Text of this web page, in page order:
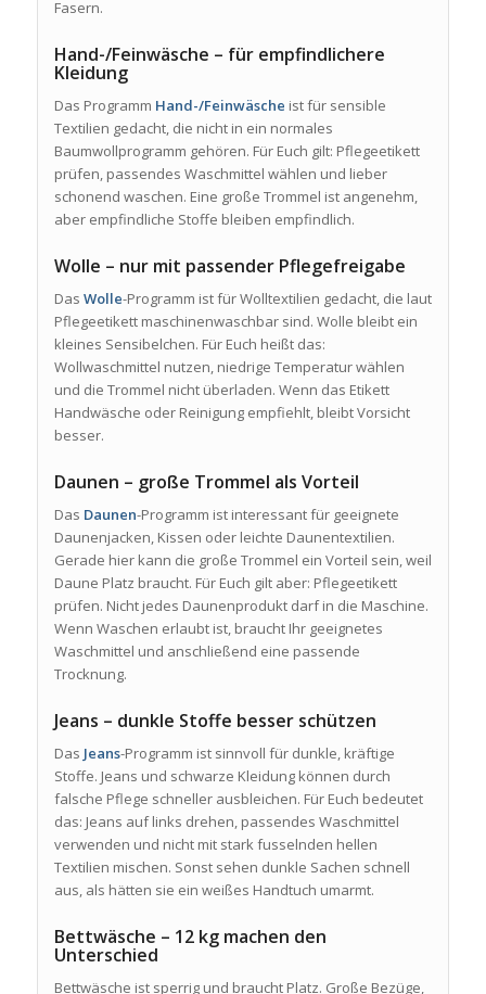
Fasern.
Hand-/Feinwäsche – für empfindlichere
Kleidung
Das Programm Hand-/Feinwäsche ist für sensible
Textilien gedacht, die nicht in ein normales
Baumwollprogramm gehören. Für Euch gilt: Pflegeetikett
prüfen, passendes Waschmittel wählen und lieber
schonend waschen. Eine große Trommel ist angenehm,
aber empfindliche Stoffe bleiben empfindlich.
Wolle – nur mit passender Pflegefreigabe
Das Wolle-Programm ist für Wolltextilien gedacht, die laut
Pflegeetikett maschinenwaschbar sind. Wolle bleibt ein
kleines Sensibelchen. Für Euch heißt das:
Wollwaschmittel nutzen, niedrige Temperatur wählen
und die Trommel nicht überladen. Wenn das Etikett
Handwäsche oder Reinigung empfiehlt, bleibt Vorsicht
besser.
Daunen – große Trommel als Vorteil
Das Daunen-Programm ist interessant für geeignete
Daunenjacken, Kissen oder leichte Daunentextilien.
Gerade hier kann die große Trommel ein Vorteil sein, weil
Daune Platz braucht. Für Euch gilt aber: Pflegeetikett
prüfen. Nicht jedes Daunenprodukt darf in die Maschine.
Wenn Waschen erlaubt ist, braucht Ihr geeignetes
Waschmittel und anschließend eine passende
Trocknung.
Jeans – dunkle Stoffe besser schützen
Das Jeans-Programm ist sinnvoll für dunkle, kräftige
Stoffe. Jeans und schwarze Kleidung können durch
falsche Pflege schneller ausbleichen. Für Euch bedeutet
das: Jeans auf links drehen, passendes Waschmittel
verwenden und nicht mit stark fusselnden hellen
Textilien mischen. Sonst sehen dunkle Sachen schnell
aus, als hätten sie ein weißes Handtuch umarmt.
Bettwäsche – 12 kg machen den
Unterschied
Bettwäsche ist sperrig und braucht Platz. Große Bezüge,